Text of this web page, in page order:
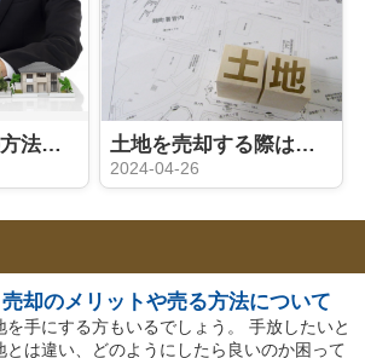
不動産売却での方法や契約内容などに関する注意点を解説 土地を売却する際は測量が必要？境界トラブルを回避しよう！
2024-04-26
却のメリットや売る方法について
手にする方もいるでしょう。 手放したいと
とは違い、どのようにしたら良いのか困って